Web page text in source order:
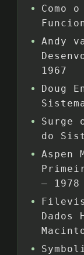
Como
Andy
1967
Doug
Surge
do
Aspen
– 1978
Dados